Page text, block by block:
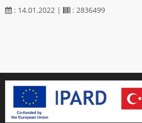
: 14.01.2022 |
: 2836499